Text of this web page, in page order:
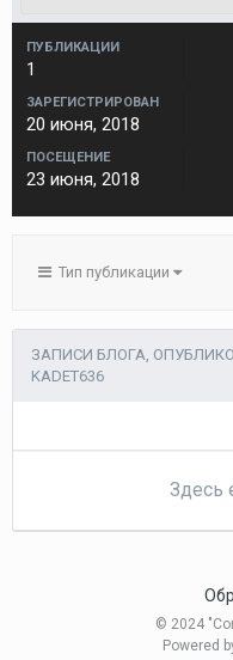
ПУБЛИКАЦИИ
1
ЗАРЕГИСТРИРОВАН
20 июня, 2018
ПОСЕЩЕНИЕ
23 июня, 2018
Тип публикации
ЗАПИСИ БЛОГА,
KADET636
Здесь
© 2024
Powered